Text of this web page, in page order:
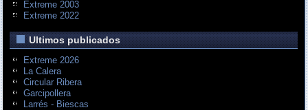
Extreme 2003
Extreme 2022
Ultimos publicados
Extreme 2026
La Calera
Circular Ribera
Garcipollera
Larrés - Biescas